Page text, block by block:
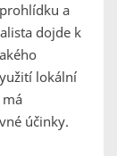
a
dojde k
lokální
účinky.